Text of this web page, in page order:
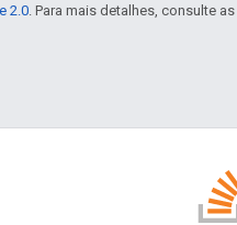
2.0 . Para mais detalhes, consulte as